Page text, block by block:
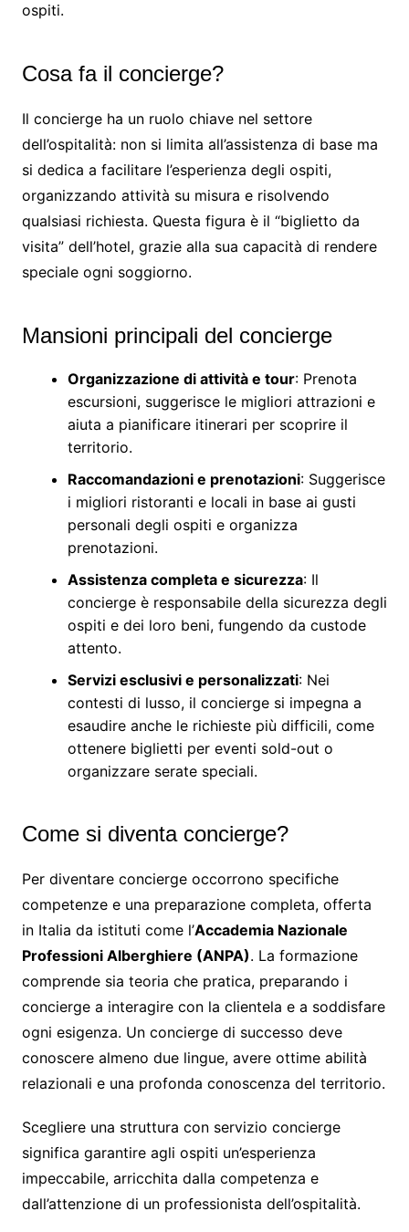
ospiti.
Cosa fa il concierge?
Il concierge ha un ruolo chiave nel settore
dell’ospitalità: non si limita all’assistenza di base ma
si dedica a facilitare l’esperienza degli ospiti,
organizzando attività su misura e risolvendo
qualsiasi richiesta. Questa figura è il “biglietto da
visita” dell’hotel, grazie alla sua capacità di rendere
speciale ogni soggiorno.
Mansioni principali del concierge
Organizzazione di attività e tour: Prenota
escursioni, suggerisce le migliori attrazioni e
aiuta a pianificare itinerari per scoprire il
territorio.
Raccomandazioni e prenotazioni: Suggerisce
i migliori ristoranti e locali in base ai gusti
personali degli ospiti e organizza
prenotazioni.
Assistenza completa e sicurezza: Il
concierge è responsabile della sicurezza degli
ospiti e dei loro beni, fungendo da custode
attento.
Servizi esclusivi e personalizzati: Nei
contesti di lusso, il concierge si impegna a
esaudire anche le richieste più difficili, come
ottenere biglietti per eventi sold-out o
organizzare serate speciali.
Come si diventa concierge?
Per diventare concierge occorrono specifiche
competenze e una preparazione completa, offerta
in Italia da istituti come l’Accademia Nazionale
Professioni Alberghiere (ANPA). La formazione
comprende sia teoria che pratica, preparando i
concierge a interagire con la clientela e a soddisfare
ogni esigenza. Un concierge di successo deve
conoscere almeno due lingue, avere ottime abilità
relazionali e una profonda conoscenza del territorio.
Scegliere una struttura con servizio concierge
significa garantire agli ospiti un’esperienza
impeccabile, arricchita dalla competenza e
dall’attenzione di un professionista dell’ospitalità.